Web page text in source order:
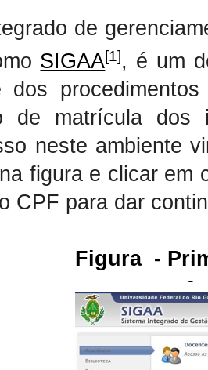
de
SIGAA[1], é um
dos
de matrícula
neste ambiente
figura e clicar em
CPF para dar
Figura -